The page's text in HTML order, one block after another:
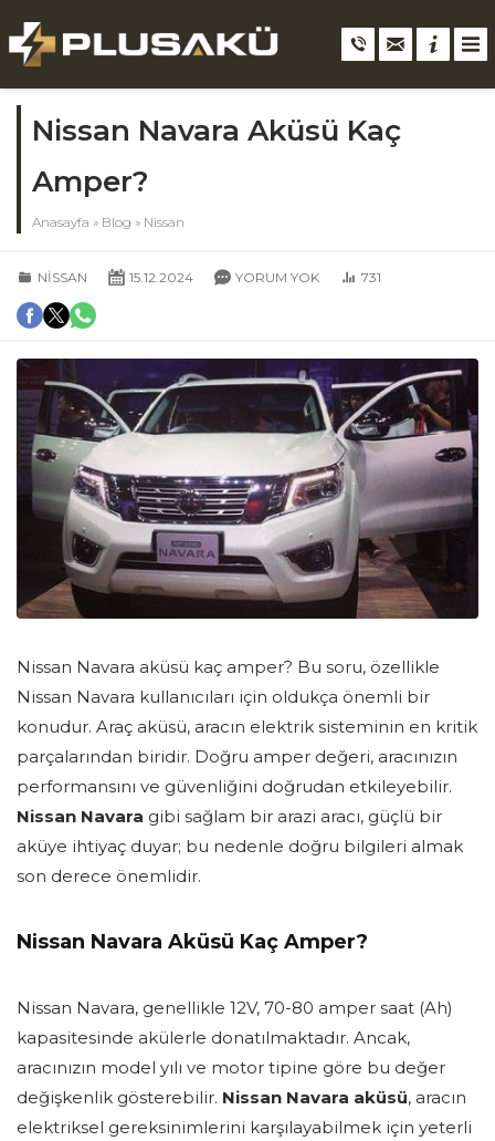
Nissan Navara Aküsü Kaç
Amper?
Anasayfa » Blog » Nissan
NISSAN 15.12.2024 YORUM YOK 731
Nissan Navara aküsü kaç amper? Bu soru, özellikle
Nissan Navara kullanıcıları için oldukça önemli bir
konudur. Araç aküsü, aracın elektrik sisteminin en kritik
parçalarından biridir. Doğru amper değeri, aracınızın
performansını ve güvenliğini doğrudan etkileyebilir.
Nissan Navara gibi sağlam bir arazi aracı, güçlü bir
aküye ihtiyaç duyar; bu nedenle doğru bilgileri almak
son derece önemlidir.
Nissan Navara Aküsü Kaç Amper?
Nissan Navara, genellikle 12V, 70-80 amper saat (Ah)
kapasitesinde akülerle donatılmaktadır. Ancak,
aracınızın model yılı ve motor tipine göre bu değer
değişkenlik gösterebilir. Nissan Navara aküsü, aracın
elektriksel gereksinimlerini karşılayabilmek için yeterli